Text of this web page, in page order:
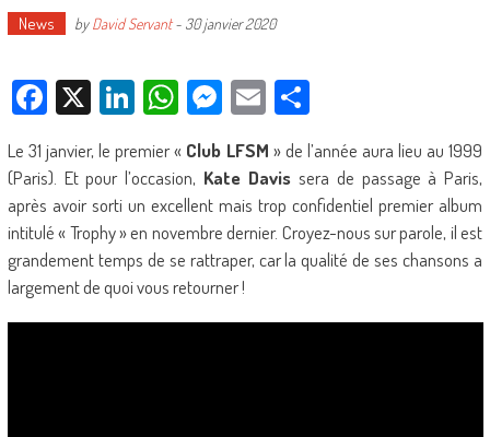
News byDavid Servant- 30 janvier 2020
Facebook
X LinkedIn
WhatsApp
Messenger
EmailPartager
Le 31 janvier, le premier « Club LFSM » de l’année aura lieu au 1999
(Paris). Et pour l’occasion, Kate Davis sera de passage à Paris,
après avoir sorti un excellent mais trop confidentiel premier album
intitulé « Trophy » en novembre dernier. Croyez-nous sur parole, il est
grandement temps de se rattraper, car la qualité de ses chansons a
largement de quoi vous retourner !